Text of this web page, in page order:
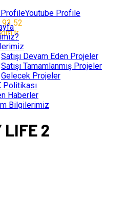
Youtube Profile
52
Satışı Devam Eden Projeler
Satışı Tamamlanmış Projeler
Gelecek Projeler
Politikası
Haberler
Bilgilerimiz
LIFE 2